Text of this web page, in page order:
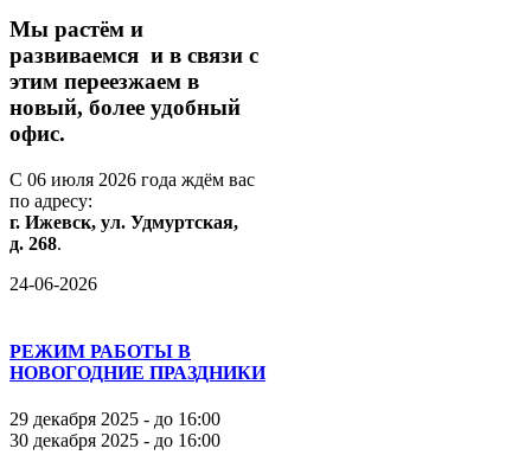
Мы растём и
развиваемся и в связи с
этим переезжаем в
новый, более удобный
офис.
С 06 июля 2026 года ждём вас
по адресу:
г. Ижевск, ул. Удмуртская,
д. 268.
24-06-2026
РЕЖИМ РАБОТЫ В
НОВОГОДНИЕ ПРАЗДНИКИ
29 декабря 2025 - до 16:00
30 декабря 2025 - до 16:00